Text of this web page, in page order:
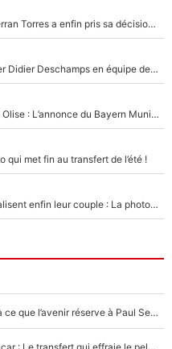
Rester à Barcelone ou partir au PSG, Ferran Torres a enfin pris sa décision : La course contre la montre est lancée !
Le jour où Zinedine Zidane a fait craquer Didier Deschamps en équipe de France : «Je m’en suis voulu», l’ancien sélectionneur a regretté son geste !
Scandale dans la vie privée de Michael Olise : L’annonce du Bayern Munich sur son enfant caché
qui met fin au transfert de l’été !
Antoine Dupont et Iris Mittenaere officialisent enfin leur couple : La photo qui enflamme les réseaux sociaux
Tour de France - Échec sur échec, voilà ce que l’avenir réserve à Paul Seixas : «Tant qu’il y aura un Pogacar comme celui-là...»